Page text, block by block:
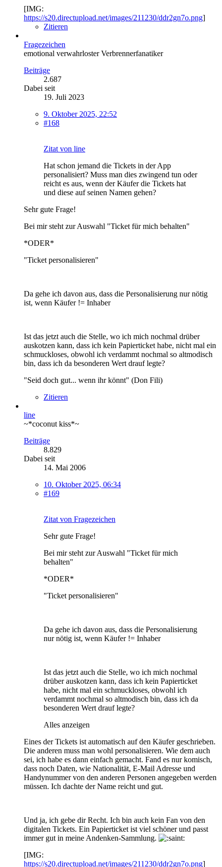
[IMG:
https://s20.directupload.net/images/211230/ddr2gn7o.png]
Zitieren
Fragezeichen
emotional verwahrloster Verbrennerfanatiker
Beiträge
2.687
Dabei seit
19. Juli 2023
9. Oktober 2025, 22:52
#168
Zitat von line
Hat schon jemand die Tickets in der App
personalisiert? Muss man dies zwingend tun oder
reicht es aus, wenn der Käufer die Tickets hat
und diese auf seinen Namen gehen?
Sehr gute Frage!
Bei mir steht zur Auswahl "Ticket für mich behalten"
*ODER*
"Ticket personalisieren"
Da gehe ich davon aus, dass die Personalisierung nur nötig
ist, wenn Käufer != Inhaber
Ist das jetzt auch die Stelle, wo ich mich nochmal drüber
auskotzen kann, dass ich kein Papierticket habe, nicht mal ein
schmuckloses, obwohl ich verdammt nochmal so altmodisch
bin, dass ich da besonderen Wert drauf legte?
"Seid doch gut... wenn ihr könnt" (Don Fili)
Zitieren
line
~*coconut kiss*~
Beiträge
8.829
Dabei seit
14. Mai 2006
10. Oktober 2025, 06:34
#169
Zitat von Fragezeichen
Sehr gute Frage!
Bei mir steht zur Auswahl "Ticket für mich
behalten"
*ODER*
"Ticket personalisieren"
Da gehe ich davon aus, dass die Personalisierung
nur nötig ist, wenn Käufer != Inhaber
Ist das jetzt auch die Stelle, wo ich mich nochmal
drüber auskotzen kann, dass ich kein Papierticket
habe, nicht mal ein schmuckloses, obwohl ich
verdammt nochmal so altmodisch bin, dass ich da
besonderen Wert drauf legte?
Alles anzeigen
Eines der Tickets ist automatisch auf den Käufer geschrieben.
Die anderen muss man wohl personalisieren. Wie dem auch
sei, ich habe es dann einfach gemacht. Fand es nur komisch,
dass noch Daten, wie Nationalität, E-Mail Adresse und
Handynummer von den anderen Personen angegeben werden
müssen. Ich dachte der Name reicht und gut.
Und ja, ich gebe dir Recht. Ich bin auch kein Fan von den
digitalen Tickets. Ein Papierticket ist viel schöner und passt
immer gut in meine Andenken-Sammlung.
[IMG:
https://s20.directupload.net/images/211230/ddr2gn7o.png]